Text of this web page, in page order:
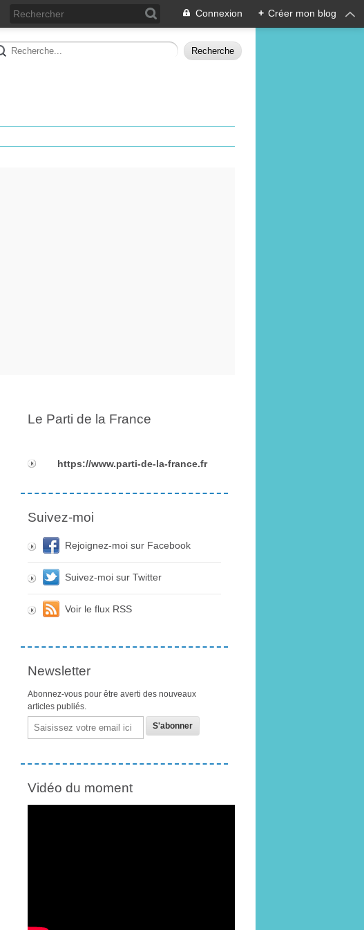
Connexion + Créer mon blog
Le Parti de la France
https://www.parti-de-la-france.fr
Suivez-moi
Rejoignez-moi sur Facebook
Suivez-moi sur Twitter
Voir le flux RSS
Newsletter
Abonnez-vous pour être averti des nouveaux
articles publiés.
Email
Vidéo du moment